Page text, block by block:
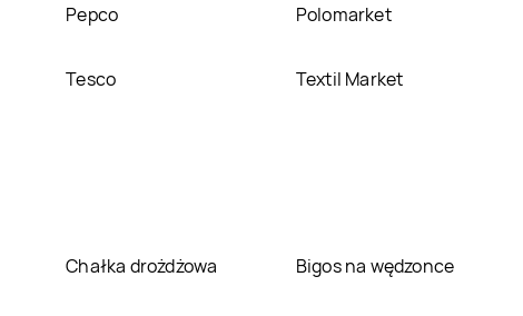
Pepco Polomarket
Tesco Textil Market
Chałka drożdżowa Bigos na wędzonce